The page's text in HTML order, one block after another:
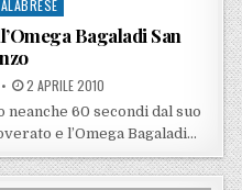
Bagaladi San
POSTED ON
2 APRILE 2010
60 secondi dal suo
e l’Omega Bagaladi…